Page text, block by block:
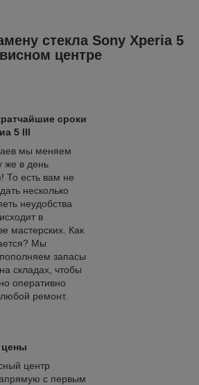
стекла Sony Xperia 5
центре
сроки
5 III
мы меняем
же в день
То есть вам не
несколько
неудобства
в
мастерских. Как
Мы
запасы
складах, чтобы
оперативно
ремонт.
центр
с первым